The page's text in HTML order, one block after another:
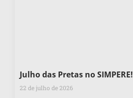
Julho das Pretas no SIMPERE!
22 de julho de 2026